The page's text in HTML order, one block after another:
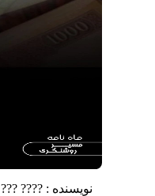
نویسنده :???? ???